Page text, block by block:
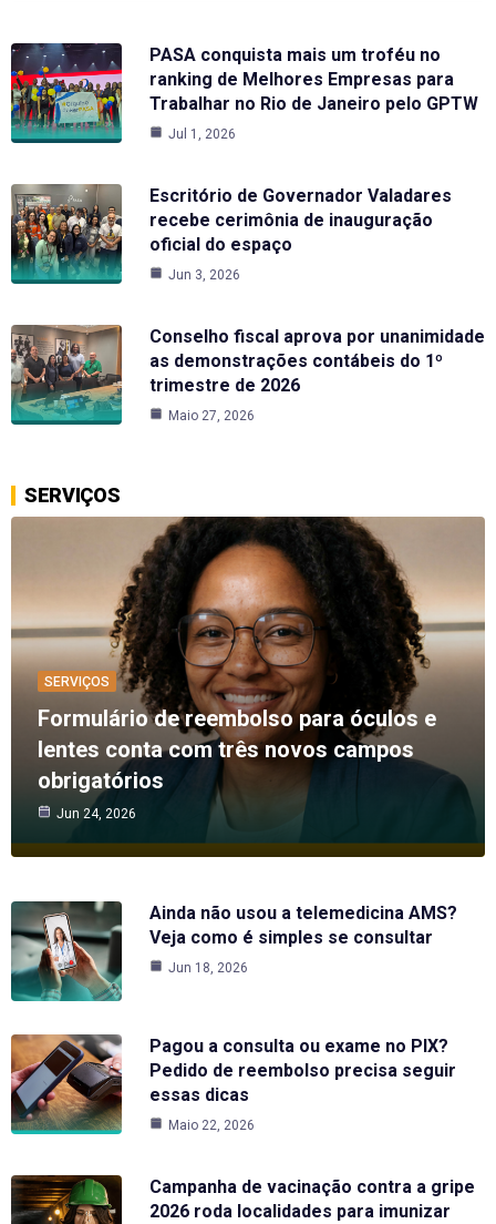
PASA conquista mais um troféu no
ranking de Melhores Empresas para
Trabalhar no Rio de Janeiro pelo GPTW
Jul 1, 2026
Escritório de Governador Valadares
recebe cerimônia de inauguração
oficial do espaço
Jun 3, 2026
Conselho fiscal aprova por unanimidade
as demonstrações contábeis do 1º
trimestre de 2026
Maio 27, 2026
SERVIÇOS
SERVIÇOS
Formulário de reembolso para óculos e
lentes conta com três novos campos
obrigatórios
Jun 24, 2026
Ainda não usou a telemedicina AMS?
Veja como é simples se consultar
Jun 18, 2026
Pagou a consulta ou exame no PIX?
Pedido de reembolso precisa seguir
essas dicas
Maio 22, 2026
Campanha de vacinação contra a gripe
2026 roda localidades para imunizar